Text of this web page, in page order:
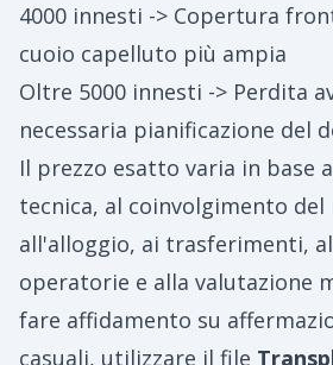
4000 innesti -> Copertura
cuoio capelluto più ampia
Oltre 5000 innesti -> Perdita
necessaria pianificazione del
Il prezzo esatto varia in base
tecnica, al coinvolgimento del
all'alloggio, ai trasferimenti,
operatorie e alla valutazione
fare affidamento su
casuali, utilizzare il file